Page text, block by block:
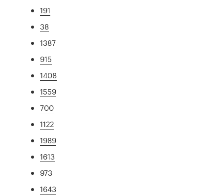
191
38
1387
915
1408
1559
700
1122
1989
1613
973
1643